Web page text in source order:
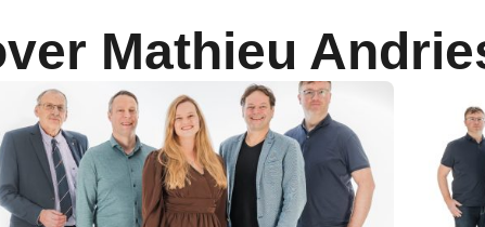
Mathieu